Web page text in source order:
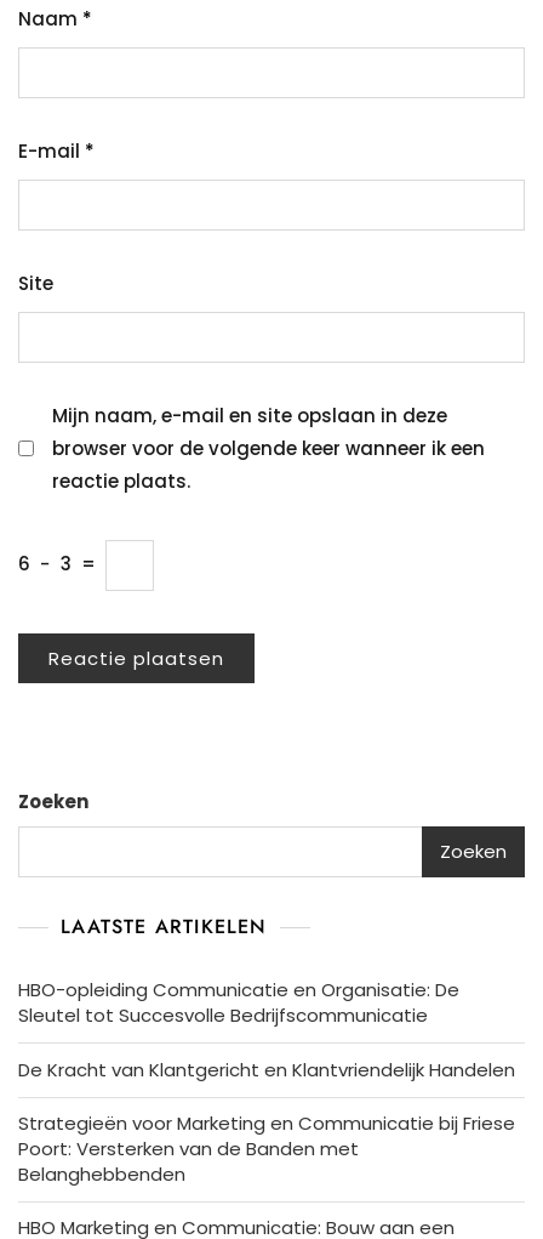
Naam *
E-mail *
Site
Mijn naam, e-mail en site opslaan in deze
browser voor de volgende keer wanneer ik een
reactie plaats.
6 − 3 =
Zoeken
Zoeken
LAATSTE ARTIKELEN
HBO-opleiding Communicatie en Organisatie: De
Sleutel tot Succesvolle Bedrijfscommunicatie
De Kracht van Klantgericht en Klantvriendelijk Handelen
Strategieën voor Marketing en Communicatie bij Friese
Poort: Versterken van de Banden met
Belanghebbenden
HBO Marketing en Communicatie: Bouw aan een